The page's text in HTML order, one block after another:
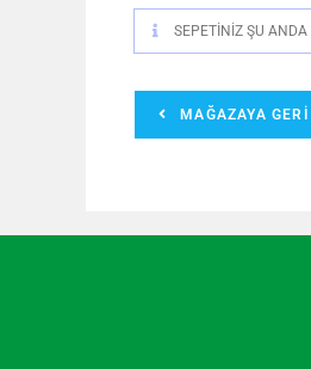
SEPETINIZ ŞU ANDA
MAĞAZAYA GERI